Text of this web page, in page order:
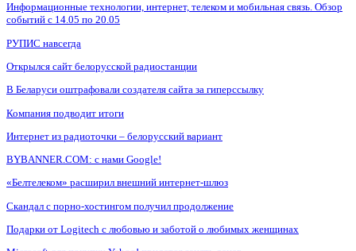
Информационные технологии, интернет, телеком и мобильная связь. Обзор
событий с 14.05 по 20.05
РУПИС навсегда
Открылся сайт белорусской радиостанции
В Беларуси оштрафовали создателя сайта за гиперссылку
Компания подводит итоги
Интернет из радиоточки – белорусский вариант
BYBANNER.COM: c нами Google!
«Белтелеком» расширил внешний интернет-шлюз
Скандал с порно-хостингом получил продолжение
Подарки от Logitech с любовью и заботой о любимых женщинах